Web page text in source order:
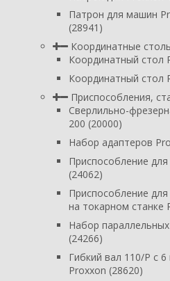
Патрон для машин
(28941)
Координатные
Координатный стол
Координатный стол
Приспособления,
Сверлильно-
200 (20000)
Набор адаптеров
Приспособление
(24062)
Приспособление
на токарном станке
Набор
(24266)
Гибкий вал 110/P с
Proxxon (28620)